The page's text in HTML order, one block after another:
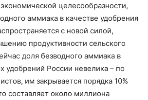
целесообразности,
аммиака в качестве удобрения
с новой силой,
продуктивности сельского
доля безводного аммиака в
удобрений России невелика – по
им закрывается порядка 10%
составляет около миллиона